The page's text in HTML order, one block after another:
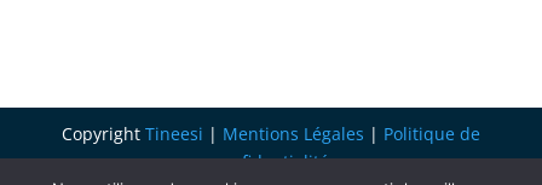
Copyright Tineesi | Mentions Légales | Politique de
confidentialité